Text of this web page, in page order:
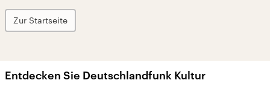
Zur Startseite
Entdecken Sie Deutschlandfunk Kultur